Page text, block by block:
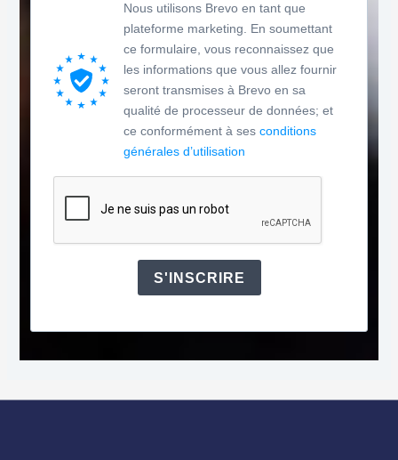
Nous utilisons Brevo en tant que
plateforme marketing. En soumettant
ce formulaire, vous reconnaissez que
les informations que vous allez fournir
seront transmises à Brevo en sa
qualité de processeur de données; et
ce conformément à sesconditions
générales d’utilisation
S'INSCRIRE